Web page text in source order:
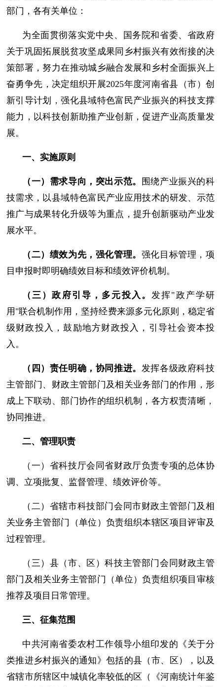
部门，各有关单位：
为全面贯彻落实党中央、国务院和省委、省政府
关于巩固拓展脱贫攻坚成果同乡村振兴有效衔接的决
策部署，努力在推动城乡融合发展和乡村全面振兴上
奋勇争先，决定组织开展2025年度河南省县（市）创
新引导计划，强化县域特色富民产业振兴的科技支撑
能力，以科技创新助推产业创新，促进产业高质量发
展。
一、实施原则
（一）需求导向，突出示范。
围绕产业振兴的科
技需求，以县域特色富民产业应用技术的研发、示范
推广与成果转化升级等为重点，提升创新驱动产业发
展水平。
（二）绩效为先，强化管理。 强化目标管理，项
目申报时即明确绩效目标和绩效评价机制。
（三）政府引导，多元投入。 发挥"政产学研
用"联合机制作用，坚持经费来源多元化原则，稳定省
级财政投入，鼓励地方财政投入，引导社会资本投
入。
（四）责任明确，协同推进。 发挥各级政府科技
主管部门、财政主管部门及相关业务部门的作用，形
成上下联动、部门协作的组织机制，各方权责清晰，
协同推进。
二、管理职责
（一）省科技厅会同省财政厅负责专项的总体协
调、立项批复、监督管理、绩效评价等。
（二）省辖市科技部门会同市财政主管部门及相
关业务主管部门（单位）负责组织本辖区项目评审及
过程管理。
（三）县（市、区）科技主管部门会同财政主管
部门及相关业务主管部门（单位）负责组织项目审核
推荐及项目日常管理。
三、征集范围
中共河南省委农村工作领导小组印发的《关于分
类推进乡村振兴的通知》包括的县（市、区），以及
省辖市所辖区中城镇化率较低的区（《河南统计年鉴